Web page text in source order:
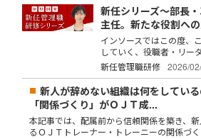
新任シリーズ～部長
主任。新たな役割へ
インソースではこの度、
していく、役職者・リー
新任管理職研修
2026/
新人が辞めない組織は何をしてい
「関係づくり」がＯＪＴ成...
本記事では、配属前から信頼関係を築き、
るＯＪＴトレーナー・トレーニーの関係づく